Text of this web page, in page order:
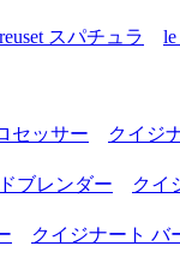
スパチュラ
le
セッサー
クイジ
ブレンダー
クイ
クイジナート バ